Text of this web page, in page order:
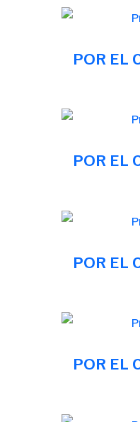
POR EL
POR EL
POR EL
POR EL